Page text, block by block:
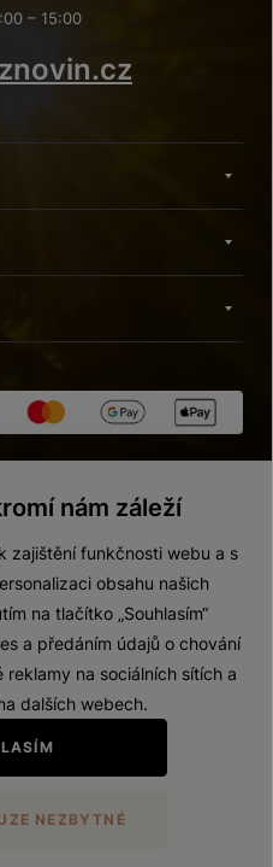
– 15:00
ZNOJMO, a. s.
přístupnosti
osobám mladším 18 let.
nám záleží
zajištění funkčnosti webu a s
obsahu našich
na tlačítko „Souhlasím“
a předáním údajů o chování
na sociálních sítích a
dalších webech.
NEZBYTNÉ